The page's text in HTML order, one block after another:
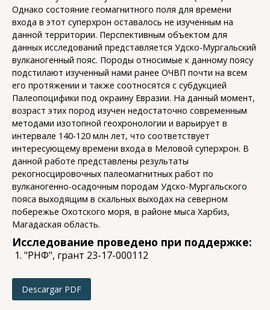
Однако состояние геомагнитного поля для времени
входа в этот суперхрон оставалось не изученным на
данной территории. Перспективным объектом для
данных исследований представляется Удско-Мургальский
вулканогенный пояс. Породы относимые к данному поясу
подстилают изученный нами ранее ОЧВП почти на всем
его протяжении и также соотносятся с субдукцией
Палеопоцифики под окраину Евразии. На данный момент,
возраст этих пород изучен недостаточно современным
методами изотопной геохронологии и варьирует в
интервале 140-120 млн лет, что соответствует
интересующему времени входа в Меловой суперхрон. В
данной работе представлены результаты
рекогносцировочных палеомагнитных работ по
вулканогенно-осадочным породам Удско-Мургальского
пояса выходящим в скальных выходах на северном
побережье Охотского моря, в районе мыса Харбиз,
Магадаская область.
Исследование проведено при поддержке:
"РНФ", грант 23-17-000112
Descargar PDF